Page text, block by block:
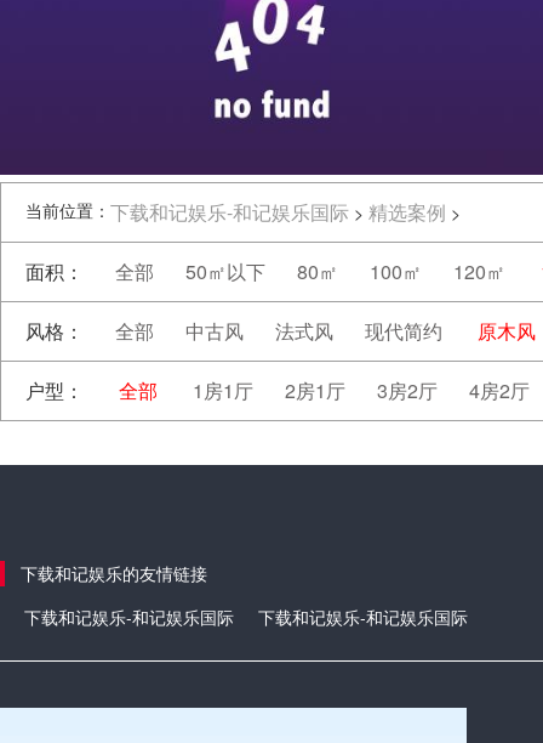
当前位置： 下载和记娱乐-和记娱乐国际 > 精选案例 >
面积： 全部 50㎡以下 80㎡ 100㎡ 120㎡
风格： 全部 中古风 法式风 现代简约 原木风
户型： 全部 1房1厅 2房1厅 3房2厅 4房2厅
下载和记娱乐的友情链接
下载和记娱乐-和记娱乐国际
下载和记娱乐-和记娱乐国际